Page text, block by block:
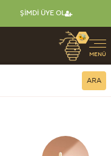
ŞIMDI ÜYE OL
🐝
MENÜ
ARA